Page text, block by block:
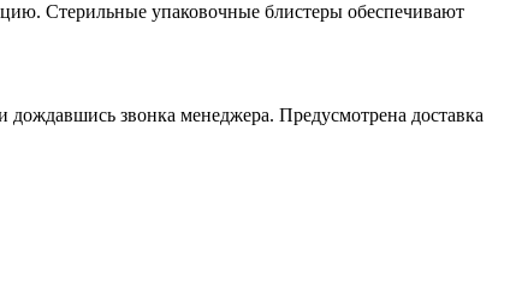
Стерильные упаковочные блистеры обеспечивают
звонка менеджера. Предусмотрена доставка